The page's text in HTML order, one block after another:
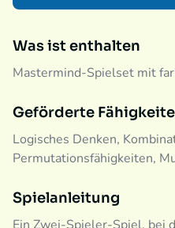
Was ist enthalten
Mastermind-Spielset mit
Geförderte
Logisches Denken,
Permutationsfähigkeiten,
Spielanleitung